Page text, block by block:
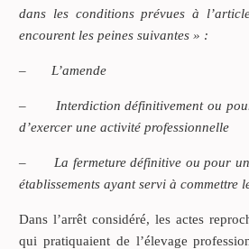
dans les conditions prévues à
encourent les peines suivantes » :
– L’amende
– Interdiction définitivement ou
d’exercer une activité professionnelle
– La fermeture définitive ou pour
établissements ayant servi à commettre
Dans l’arrêt considéré, les actes
qui pratiquaient de l’élevage